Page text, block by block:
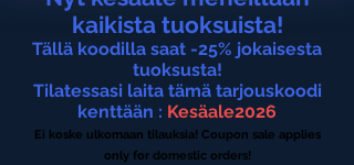
kaikista tuoksuista!
Tällä koodilla saat -25% jokaisesta
tuoksusta!
Tilatessasi laita tämä tarjouskoodi
kenttään : Kesäale2026
Ei koske ulkomaan tilauksia! Coupon sale applies
only for domestic orders!